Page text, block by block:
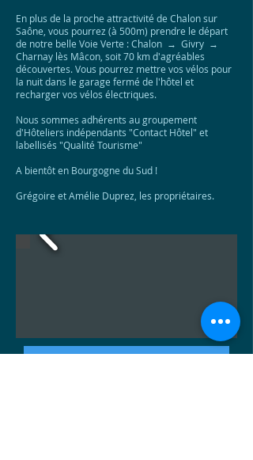
En plus de la proche attractivité de Chalon sur
Saône, vous pourrez (à 500m) prendre le départ
de notre belle Voie Verte : Chalon → Givry →
Charnay lès Mâcon, soit 70 km d'agréables
découvertes. Vous pourrez mettre vos vélos pour
la nuit dans le garage fermé de l'hôtel et
recharger vos vélos électriques.
Nous sommes adhérents au groupement
d'Hôteliers indépendants "Contact Hôtel" et
labellisés "Qualité Tourisme"
A bientôt en Bourgogne du Sud !
Grégoire et Amélie Duprez, les propriétaires.